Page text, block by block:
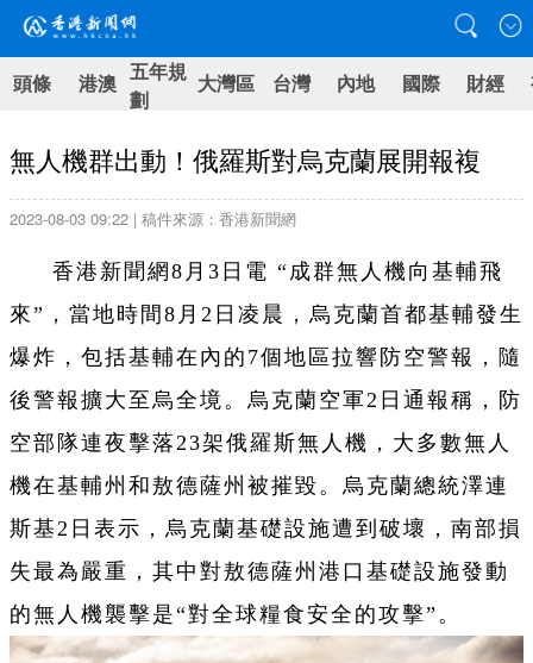
頭條 港澳 五年規
劃
大灣區 台灣 內地 國際 財經
無人機群出動！俄羅斯對烏克蘭展開報複
2023-08-03 09:22 | 稿件來源：香港新聞網
香港新聞網8月3日電 “成群無人機向基輔飛
來”，當地時間8月2日凌晨，烏克蘭首都基輔發生
爆炸，包括基輔在內的7個地區拉響防空警報，隨
後警報擴大至烏全境。烏克蘭空軍2日通報稱，防
空部隊連夜擊落23架俄羅斯無人機，大多數無人
機在基輔州和敖德薩州被摧毀。烏克蘭總統澤連
斯基2日表示，烏克蘭基礎設施遭到破壞，南部損
失最為嚴重，其中對敖德薩州港口基礎設施發動
的無人機襲擊是“對全球糧食安全的攻擊”。